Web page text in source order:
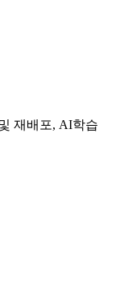
재배포, AI학습